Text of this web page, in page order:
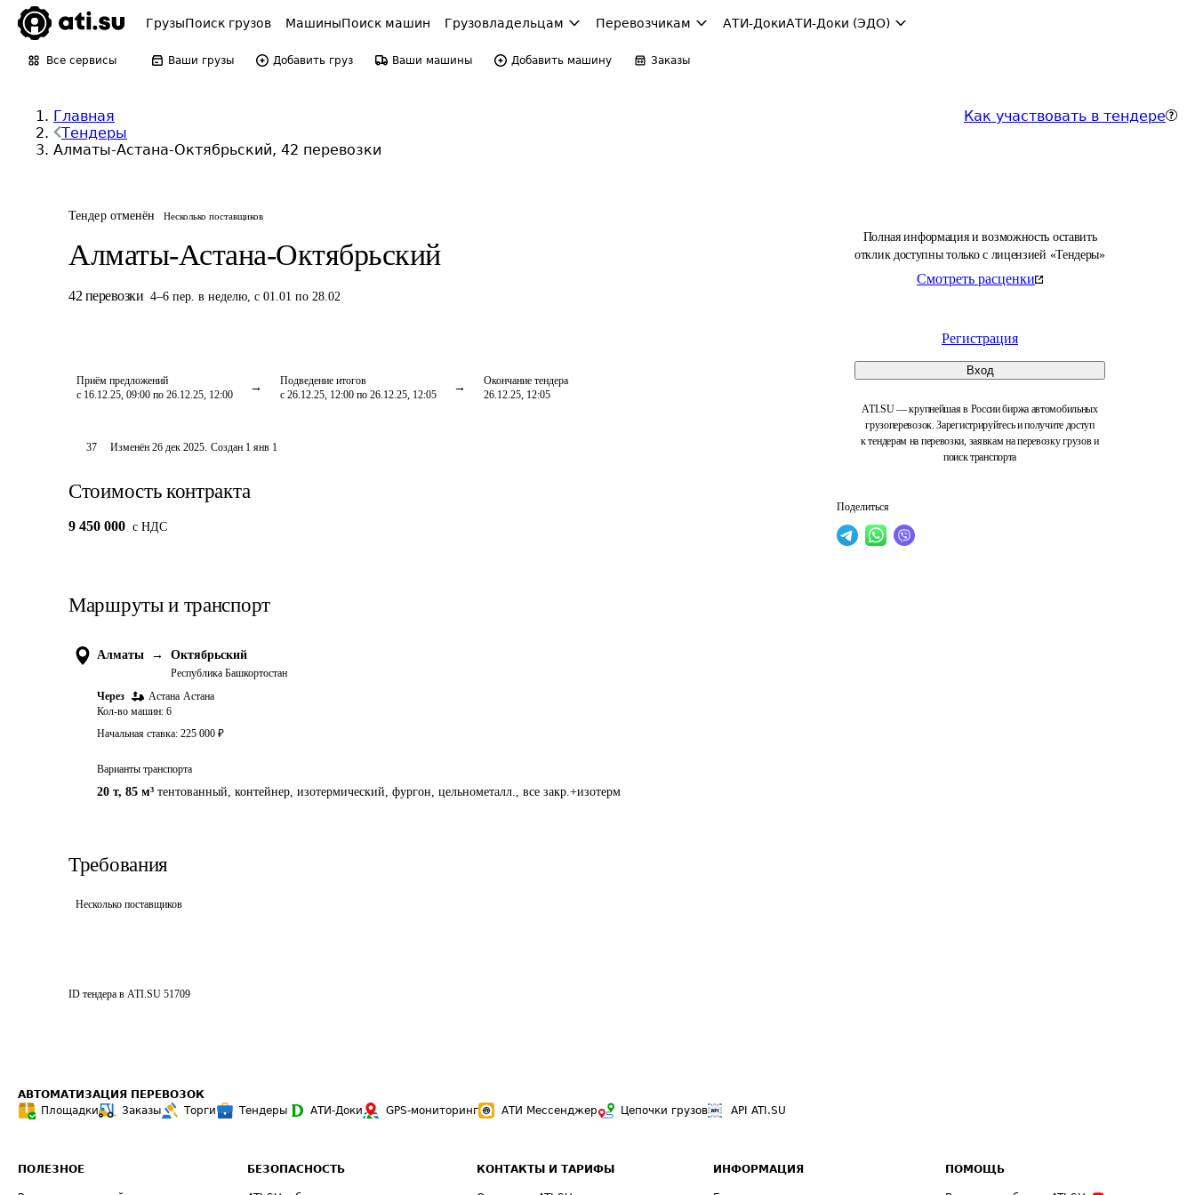
ГрузыПоиск грузов МашиныПоиск машин Грузовладельцам Перевозчикам АТИ-ДокиАТИ-Доки (ЭДО)
Все сервисы Ваши грузы Добавить груз Ваши машины Добавить машину Заказы
Главная
Тендеры
Алматы-Астана-Октябрьский, 42 перевозки
Как участвовать в тендере
Тендер отменён Несколько поставщиков
Алматы-Астана-Октябрьский
42 перевозки 4–6 пер. в неделю, с 01.01 по 28.02
Приём предложений
с 16.12.25, 09:00 по 26.12.25, 12:00
Подведение итогов
с 26.12.25, 12:00 по 26.12.25, 12:05
Окончание тендера
26.12.25, 12:05
Полная информация и возможность оставить
отклик доступны только с лицензией «Тендеры»
Смотреть расценки
Регистрация
Вход
ATI.SU — крупнейшая в России биржа автомобильных
грузоперевозок. Зарегистрируйтесь и получите доступ
к тендерам на перевозки, заявкам на перевозку грузов и
поиск транспорта
Поделиться
37 Изменён26 дек 2025. Создан 1 янв 1
Стоимость контракта
9 450 000 c НДС
Маршруты и транспорт
Алматы → Октябрьский
Республика Башкортостан
Через
Астана Астана
Кол-во машин: 6
Начальная ставка: 225 000 ₽
Варианты транспорта
20 т, 85 м³ тентованный, контейнер, изотермический, фургон, цельнометалл., все закр.+изотерм
Требования
Несколько поставщиков
ID тендера в ATI.SU 51709
АВТОМАТИЗАЦИЯ ПЕРЕВОЗОК
Площадки
Заказы Торги Тендеры АТИ-Доки GPS-мониторинг АТИ Мессенджер Цепочки грузов API ATI.SU
ПОЛЕЗНОЕ БЕЗОПАСНОСТЬ КОНТАКТЫ И ТАРИФЫ ИНФОРМАЦИЯ ПОМОЩЬ